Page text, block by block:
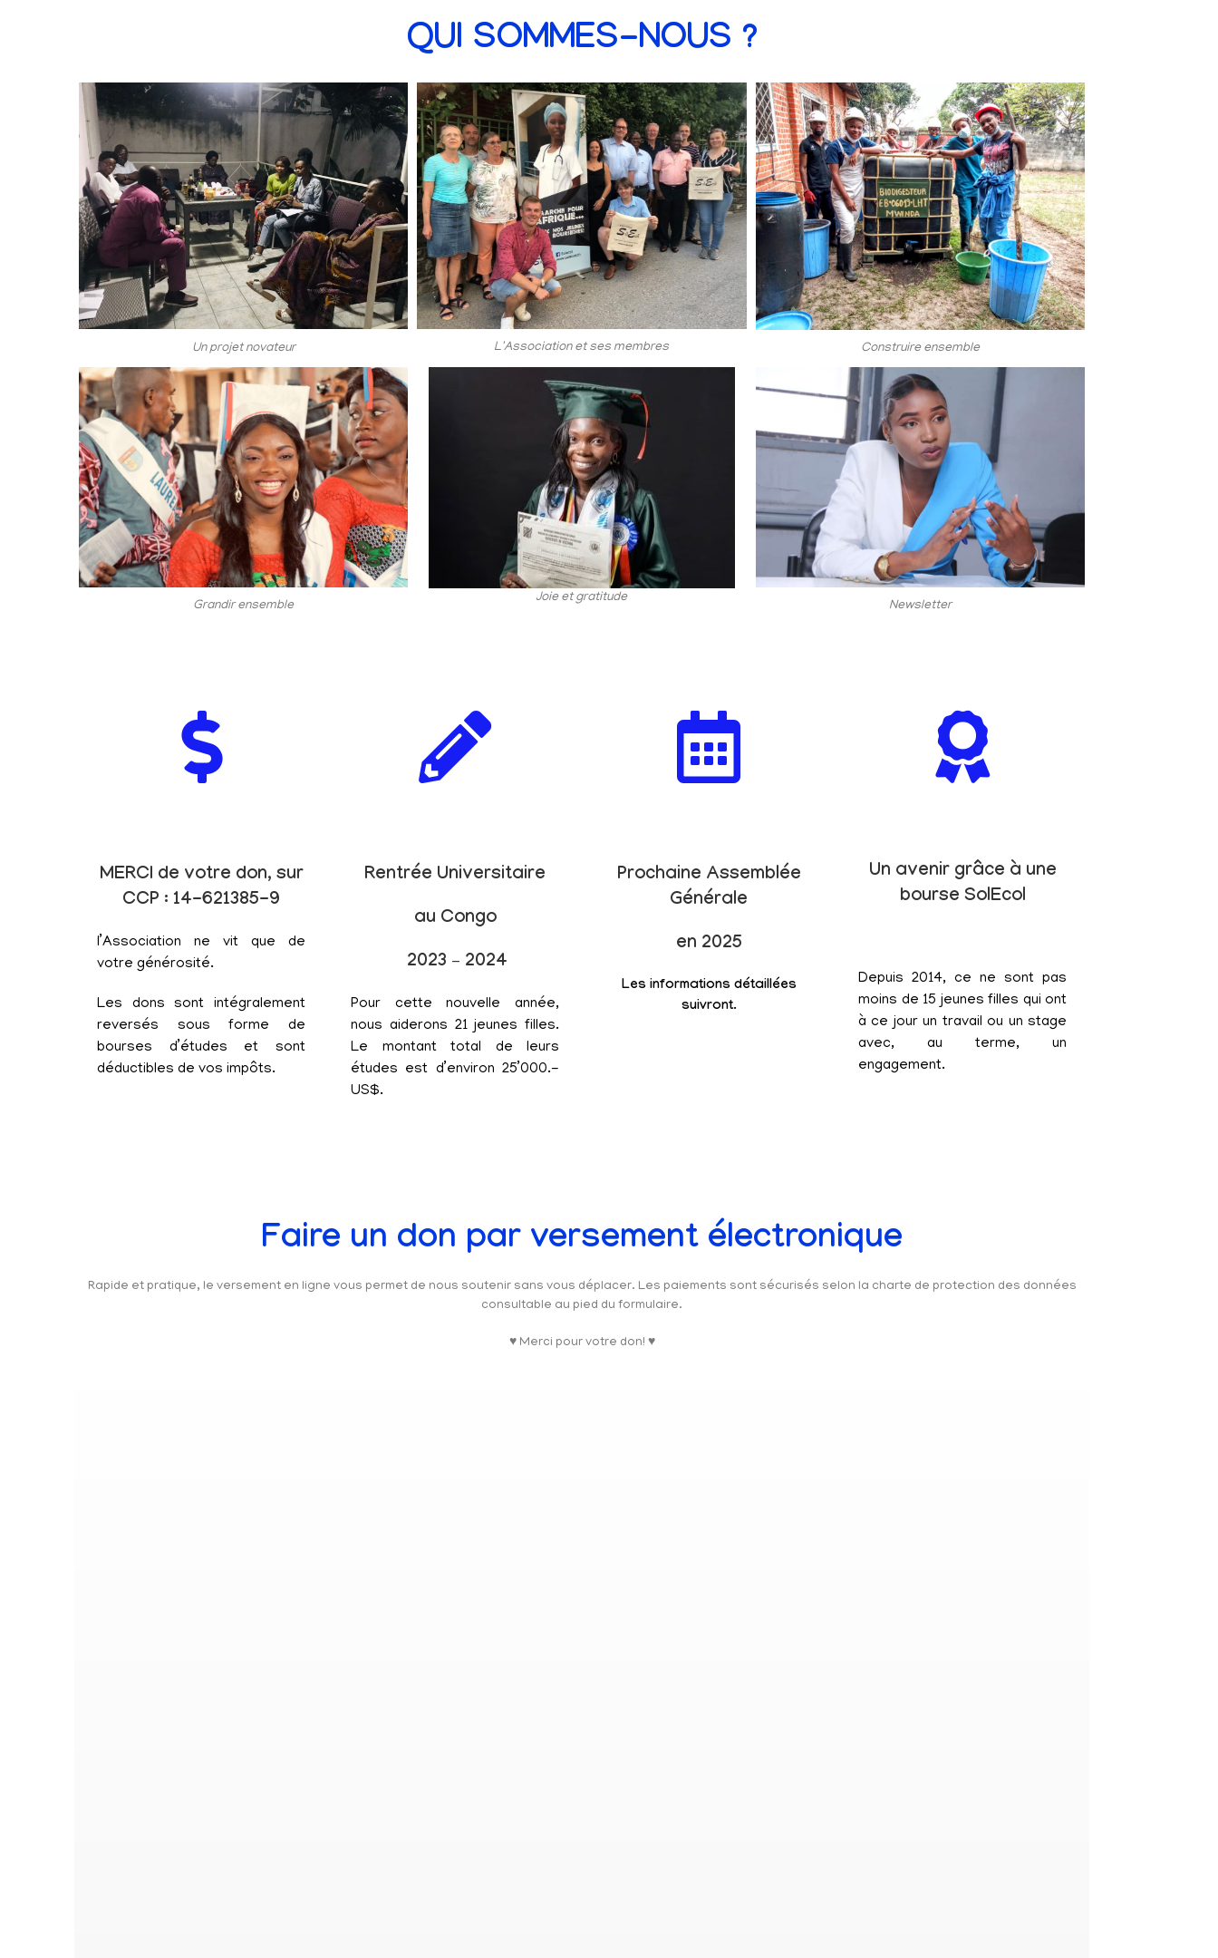
QUI SOMMES-NOUS ?
Un projet novateur L'Association et ses membres Construire ensemble
Grandir ensemble
Joie et gratitude
Newsletter
MERCI de votre don, sur
CCP : 14-621385-9
l’Association ne vit que de
votre générosité.
Les dons sont intégralement
reversés sous forme de
bourses d’études et sont
déductibles de vos impôts.
Rentrée Universitaire
au Congo
2023 – 2024
Pour cette nouvelle année,
nous aiderons 21 jeunes filles.
Le montant total de leurs
études est d’environ 25’000.-
US$.
Prochaine Assemblée
Générale
en 2025
Les informations détaillées
suivront.
Un avenir grâce à une
bourse SolEcol
Depuis 2014, ce ne sont pas
moins de 15 jeunes filles qui ont
à ce jour un travail ou un stage
avec, au terme, un
engagement.
Faire un don par versement électronique
Rapide et pratique, le versement en ligne vous permet de nous soutenir sans vous déplacer. Les paiements sont sécurisés selon la charte de protection des données
consultable au pied du formulaire.
♥ Merci pour votre don! ♥